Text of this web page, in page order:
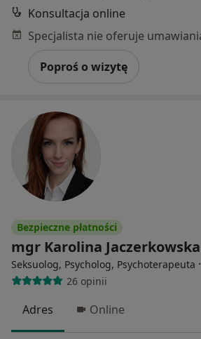
Konsultacja online
Poproś o wizytę
Bezpieczne płatności
mgr Karolina Jaczerkowska
Seksuolog, Psycholog, Psychoterapeuta ·
26 opinii
Adres Online